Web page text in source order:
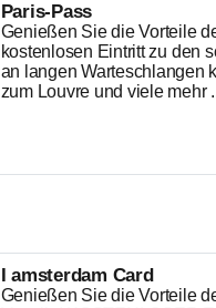
Paris-Pass
Genießen Sie die Vorteile
kostenlosen Eintritt zu den
an langen Warteschlangen
zum Louvre und viele mehr
I amsterdam Card
Genießen Sie die Vorteile